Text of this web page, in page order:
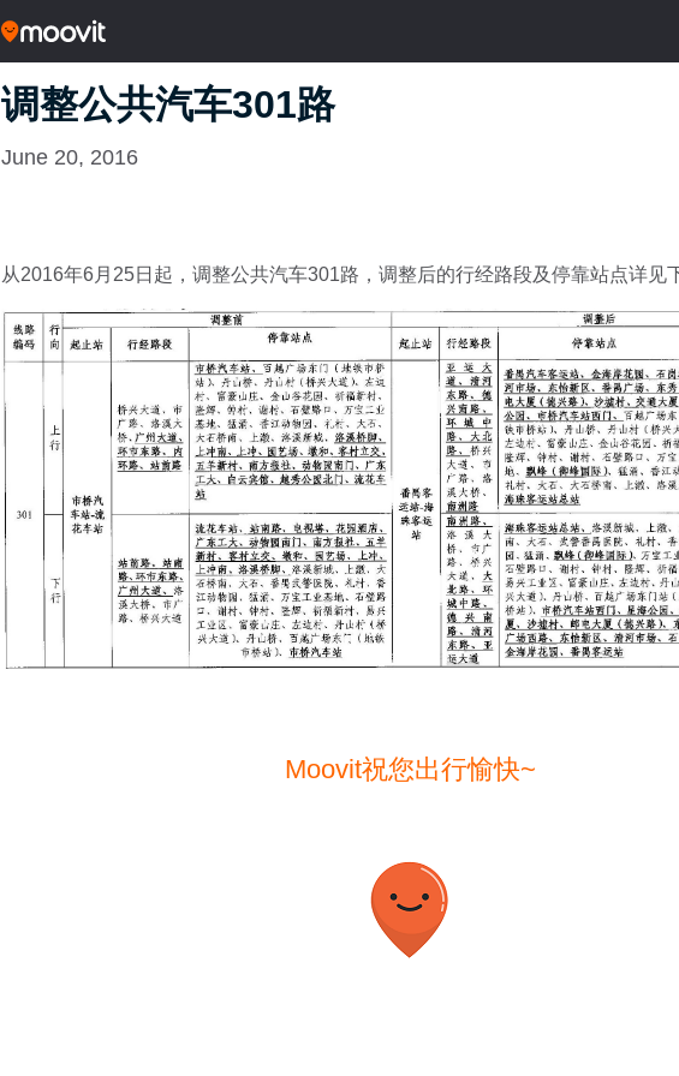
调整公共汽车301路
June 20, 2016
从2016年6月25日起，调整公共汽车301路，调整后的行经路段及停靠站点详见
Moovit祝您出行愉快~